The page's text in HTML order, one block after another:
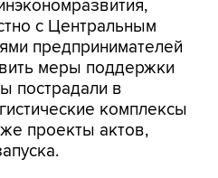
с Центральным
предпринимателей
меры поддержки
пострадали в
комплексы
проекты актов,